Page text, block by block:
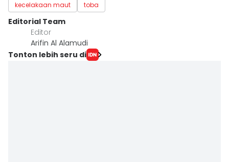
kecelakaan maut toba
Editorial Team
Editor
Arifin Al Alamudi
Tonton lebih seru di